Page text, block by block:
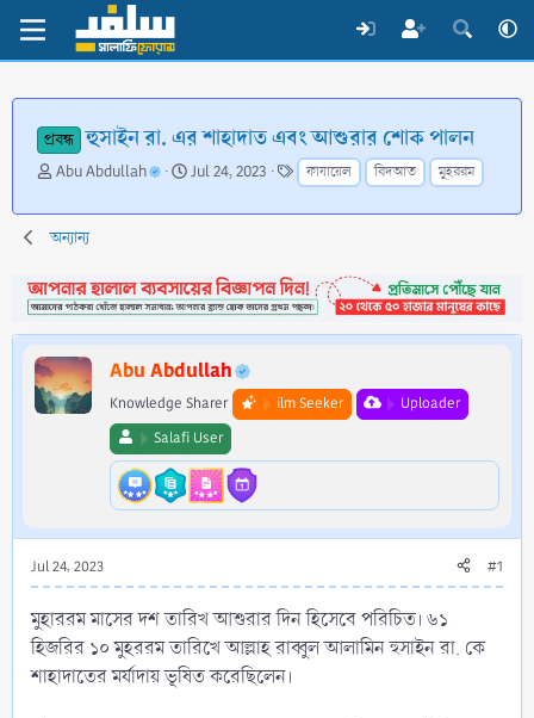
প্রবন্ধ হুসাইন রা. এর শাহাদাত এবং আশুরার শোক পালন
T
r
e
d
s
r
t
e
Abu Abdullah
S
a
d
a
Jul 24, 2023
T
a
g
ফাযায়েল বিদআত মুহররম
অন্যান্য
Abu Abdullah
Knowledge Sharer ilm Seeker
Uploader
Salafi User
Jul 24, 2023 #1
মুহাররম মাসের দশ তারিখ আশুরার দিন হিসেবে পরিচিত। ৬১
হিজরির ১০ মুহররম তারিখে আল্লাহ রাব্বুল আলামিন হুসাইন রা. কে
শাহাদাতের মর্যাদায় ভূষিত করেছিলেন।